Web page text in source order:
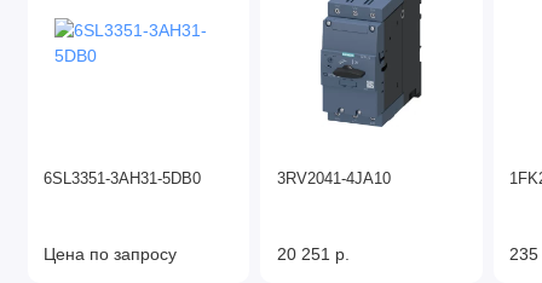
6SL3351-3AH31-5DB0
Цена по запросу
3RV2041-4JA10
20 251 р.